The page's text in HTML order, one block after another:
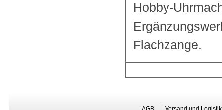
Hobby-
Flachzange.
AGB Versand und Logistik